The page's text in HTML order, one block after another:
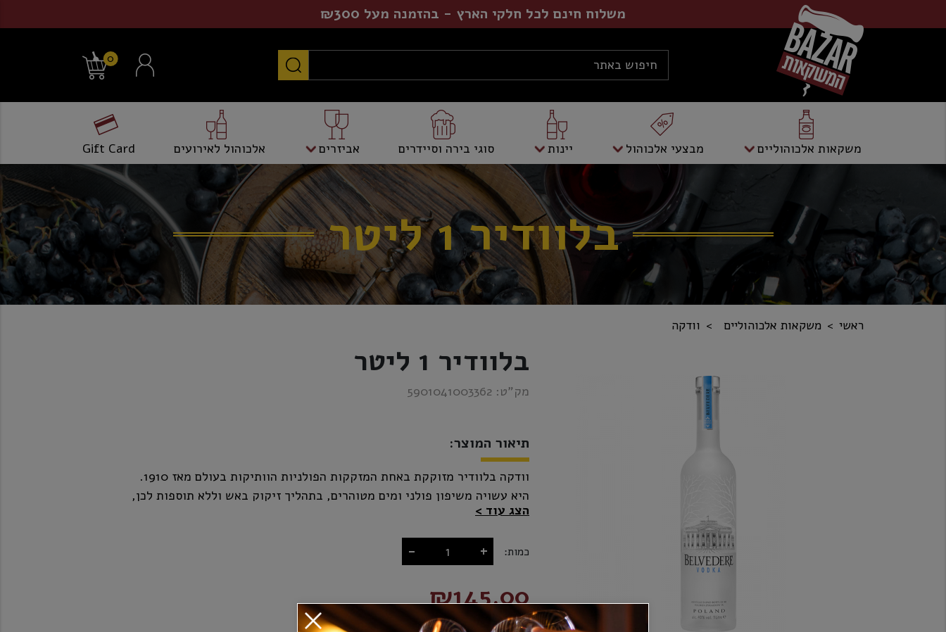
משלוח חינם לכל חלקי הארץ - בהזמנה מעל ₪300
0
משקאות אלכוהוליים מבצעי אלכוהול יינות סוגי בירה וסיידרים אביזרים אלכוהול לאירועים Gift Card
בלוודיר 1 ליטר
ראשי משקאות אלכוהוליים וודקה
בלוודיר 1 ליטר
מק”ט: 5901041003362
תיאור המוצר:
וודקה בלוודיר מזוקקת באחת המזקקות הפולניות הוותיקות בעולם מאז 1910.
היא עשויה משיפון פולני ומים מטוהרים, בתהליך זיקוק באש וללא תוספות לכן,
טעמה יוצא דופן ובעל אופי מובהק.
הצג עוד
כמות: - +
₪145.00